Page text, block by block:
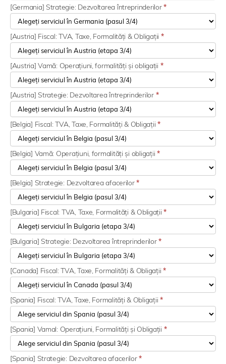
[Germania] Strategie: Dezvoltarea întreprinderilor*
[Austria] Fiscal: TVA, Taxe, Formalități & Obligații *
[Austria] Vamă: Operațiuni, formalități și obligații *
[Austria] Strategie: Dezvoltarea întreprinderilor *
[Belgia] Fiscal: TVA, Taxe, Formalități & Obligații*
[Belgia] Vamă: Operațiuni, formalități și obligații*
[Belgia] Strategie: Dezvoltarea afacerilor*
[Bulgaria] Fiscal: TVA, Taxe, Formalități & Obligații*
[Bulgaria] Strategie: Dezvoltarea întreprinderilor*
[Canada] Fiscal: TVA, Taxe, Formalități & Obligații*
[Spania] Fiscal: TVA, Taxe, Formalități & Obligații*
[Spania] Vamal: Operațiuni, Formalități și Obligații *
[Spania] Strategie: Dezvoltarea afacerilor*